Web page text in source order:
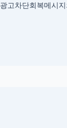
광고차단회복메시